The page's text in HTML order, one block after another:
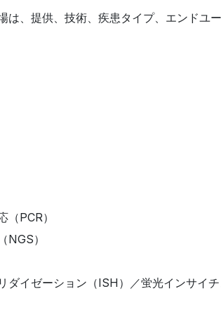
は、提供、技術、疾患タイプ、エンドユ
（PCR）
NGS）
ダイゼーション（ISH）／蛍光インサイ